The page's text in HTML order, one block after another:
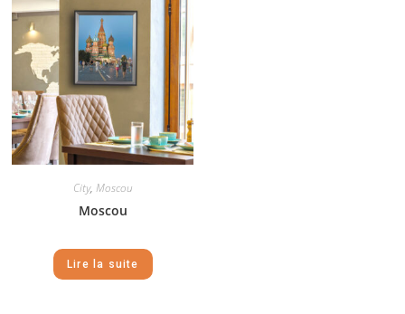
City, Moscou
Moscou
Lire la suite